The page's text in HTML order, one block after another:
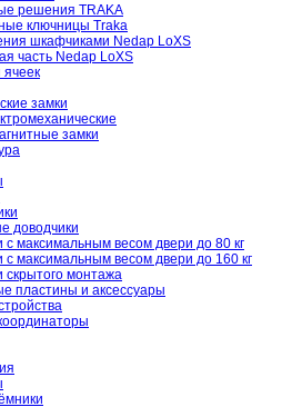
решения TRAKA
ключницы Traka
шкафчиками Nedap LoXS
часть Nedap LoXS
ячеек
замки
замки
доводчики
с максимальным весом двери до 80 кг
с максимальным весом двери до 160 кг
скрытого монтажа
пластины и аксессуары